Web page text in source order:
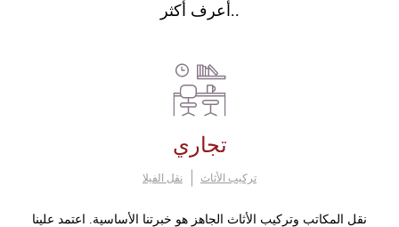
أعرف أكثر..
تجاري
نقل الفيلا تركيب الأثاث
نقل المكاتب وتركيب الأثاث الجاهز هو خبرتنا الأساسية. اعتمد علينا